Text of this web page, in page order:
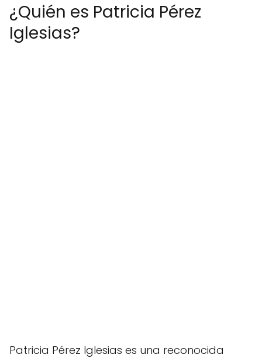
¿Quién es Patricia Pérez
Iglesias?
Patricia Pérez Iglesias es una reconocida